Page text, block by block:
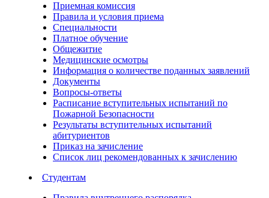
Приемная комиссия
Правила и условия приема
Специальности
Платное обучение
Общежитие
Медицинские осмотры
Информация о количестве поданных заявлений
Документы
Вопросы-ответы
Расписание вступительных испытаний по
Пожарной Безопасности
Результаты вступительных испытаний
абитуриентов
Приказ на зачисление
Список лиц рекомендованных к зачислению
Студентам